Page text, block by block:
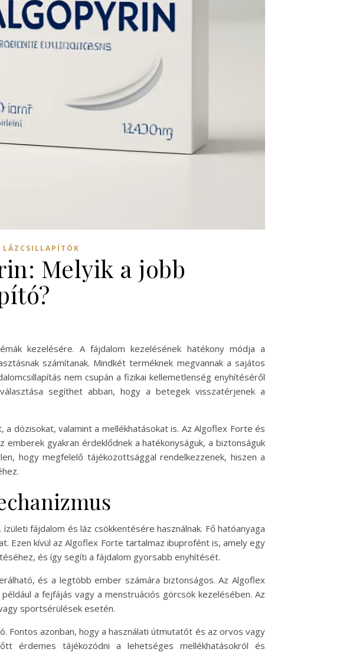
LÁZCSILLAPÍTÓK
Melyik a jobb
kezelésére. A fájdalom kezelésének hatékony módja a
számítanak. Mindkét terméknek megvannak a sajátos
nem csupán a fizikai kellemetlenség enyhítéséről
segíthet abban, hogy a betegek visszatérjenek a
dózisokat, valamint a mellékhatásokat is. Az Algoflex Forte és
gyakran érdeklődnek a hatékonyságuk, a biztonságuk
hogy megfelelő tájékozottsággal rendelkezzenek, hiszen a
fájdalom és láz csökkentésére használnak. Fő hatóanyaga
Ezen kívül az Algoflex Forte tartalmaz ibuprofént is, amely egy
és így segíti a fájdalom gyorsabb enyhítését.
és a legtöbb ember számára biztonságos. Az Algoflex
a fejfájás vagy a menstruációs görcsök kezelésében. Az
sportsérülések esetén.
Fontos azonban, hogy a használati útmutatót és az orvos vagy
érdemes tájékozódni a lehetséges mellékhatásokról és